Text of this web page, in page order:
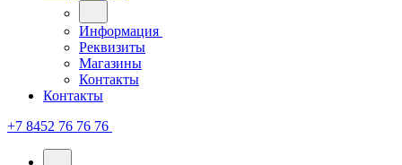
Информация
Реквизиты
Магазины
Контакты
Контакты
+7 8452 76 76 76